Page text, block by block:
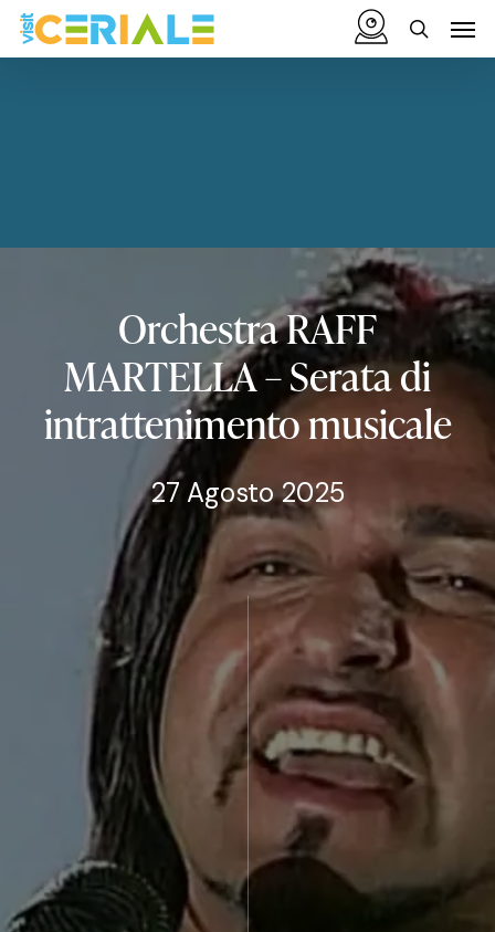
Vai
contenuto
OrchestraRAFF
MARTELLA–Seratadi
intrattenimentomusicale
27 Agosto 2025